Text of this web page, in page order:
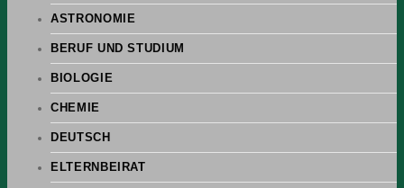
ASTRONOMIE
BERUF UND STUDIUM
BIOLOGIE
CHEMIE
DEUTSCH
ELTERNBEIRAT